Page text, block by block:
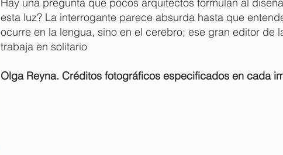
esta luz? La interrogante parece absurda hasta que
ocurre en la lengua, sino en el cerebro; ese gran editor de
trabaja en solitario
Olga Reyna. Créditos fotográficos especificados en cada